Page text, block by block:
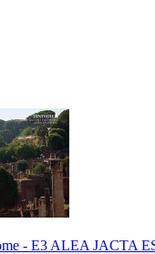
- E3 ALEA JACTA